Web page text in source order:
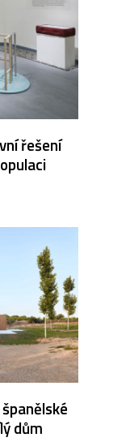
řešení
dům